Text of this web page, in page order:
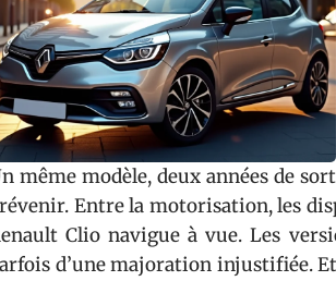
même modèle, deux années de
Entre la motorisation, les
Clio navigue à vue. Les
d’une majoration injustifiée.